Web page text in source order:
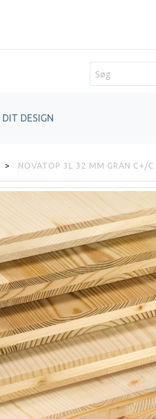
DIT DESIGN
NOVATOP 3L 32 MM GRAN C+/C